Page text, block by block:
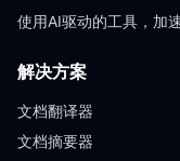
使用AI驱动的工具，加
解决方案
文档翻译器
文档摘要器